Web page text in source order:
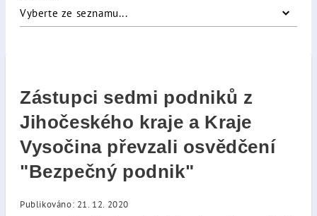
Vyberte ze seznamu...
Zástupci sedmi podniků z
Jihočeského kraje a Kraje
Vysočina převzali osvědčení
"Bezpečný podnik"
Publikováno: 21. 12. 2020